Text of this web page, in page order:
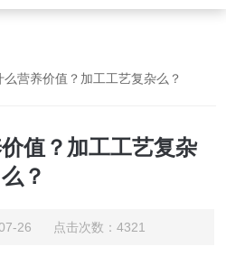
么营养价值？加工工艺复杂么？
值？加工工艺复杂
么？
07-26 点击次数：4321